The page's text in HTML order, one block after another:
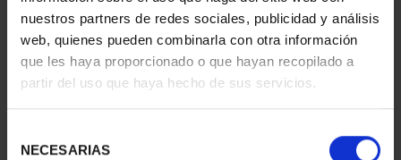
nuestros partners de redes sociales, publicidad y análisis
web, quienes pueden combinarla con otra información
que les haya proporcionado o que hayan recopilado a
partir del uso que haya hecho de sus servicios.
NECESARIAS